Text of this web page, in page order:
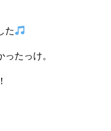
た
たっけ。